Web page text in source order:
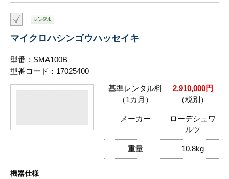
マイクロハシンゴウハッセイキ
型番：SMA100B
型番コード：17025400
基準レンタル料
（1カ月）
2,910,000円
（税別）
メーカー
ローデシュワ
ルツ
重量 10.8kg
機器仕様